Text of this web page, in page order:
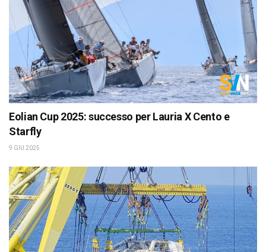
Eolian Cup 2025: successo per Lauria X Cento e
Starfly
9 GIU 2025